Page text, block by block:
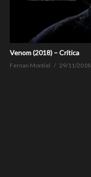
Venom (2018) – Crítica
Fernan Montiel 29/11/2018